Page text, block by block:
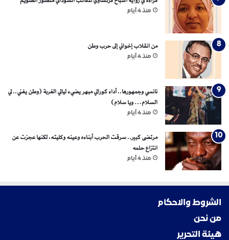
منذ 4 أيام
من انقلاب إخواني إلى حرب وطن
منذ 4 أيام
نانسي وجمهورها.. أداء كورالي مبهر يضيء ليالي الغربة (وطن يغني.. لي
السلام… ويا سلام)
منذ 4 أيام
مرتضى كبير.. سرقت الحرب أبناءه وعينه وكليته، لكنها عجزت عن
انتزاع حلمه
منذ 4 أيام
الشروط والاحكام
من نحن
هيئة التحرير